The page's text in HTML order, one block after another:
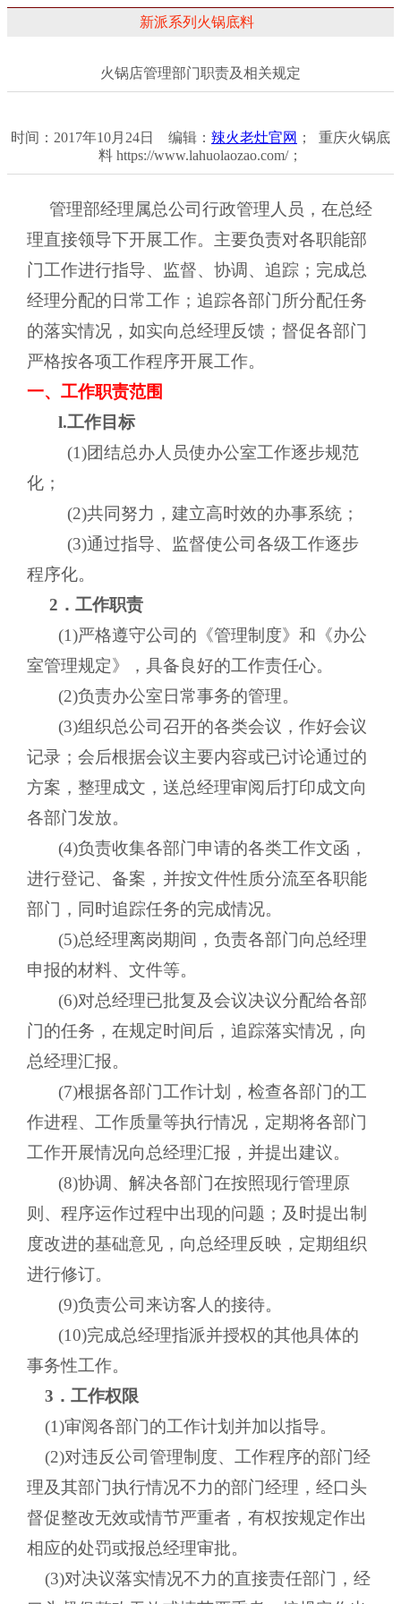
新派系列火锅底料
火锅店管理部门职责及相关规定
时间：2017年10月24日 编辑： 辣火老灶官网 ； 重庆火锅底
料 https://www.lahuolaozao.com/；
管理部经理属总公司行政管理人员，在总经
理直接领导下开展工作。主要负责对各职能部
门工作进行指导、监督、协调、追踪；完成总
经理分配的日常工作；追踪各部门所分配任务
的落实情况，如实向总经理反馈；督促各部门
严格按各项工作程序开展工作。
一、工作职责范围
l.工作目标
(1)团结总办人员使办公室工作逐步规范
化；
(2)共同努力，建立高时效的办事系统；
(3)通过指导、监督使公司各级工作逐步
程序化。
2．工作职责
(1)严格遵守公司的《管理制度》和《办公
室管理规定》，具备良好的工作责任心。
(2)负责办公室日常事务的管理。
(3)组织总公司召开的各类会议，作好会议
记录；会后根据会议主要内容或已讨论通过的
方案，整理成文，送总经理审阅后打印成文向
各部门发放。
(4)负责收集各部门申请的各类工作文函，
进行登记、备案，并按文件性质分流至各职能
部门，同时追踪任务的完成情况。
(5)总经理离岗期间，负责各部门向总经理
申报的材料、文件等。
(6)对总经理已批复及会议决议分配给各部
门的任务，在规定时间后，追踪落实情况，向
总经理汇报。
(7)根据各部门工作计划，检查各部门的工
作进程、工作质量等执行情况，定期将各部门
工作开展情况向总经理汇报，并提出建议。
(8)协调、解决各部门在按照现行管理原
则、程序运作过程中出现的问题；及时提出制
度改进的基础意见，向总经理反映，定期组织
进行修订。
(9)负责公司来访客人的接待。
(10)完成总经理指派并授权的其他具体的
事务性工作。
3．工作权限
(1)审阅各部门的工作计划并加以指导。
(2)对违反公司管理制度、工作程序的部门经
理及其部门执行情况不力的部门经理，经口头
督促整改无效或情节严重者，有权按规定作出
相应的处罚或报总经理审批。
(3)对决议落实情况不力的直接责任部门，经